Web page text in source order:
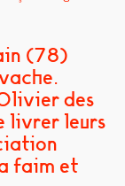
(78)
des
livrer leurs
faim et